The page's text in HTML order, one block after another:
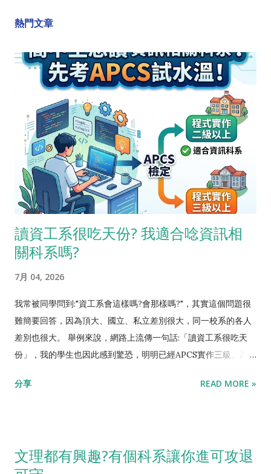
熱門文章
讀資工系很吃天份? 我適合唸資訊相
關科系嗎?
7月 04, 2026
我常被同學問到:"資工系會這樣嗎?會那樣嗎?"，其實這個問題很
難簡要回答，因為頂大、國立、私立差別很大，同一校系的各人
差別也很大。 舉例來說，網路上流傳一句話:「讀資工系很吃天
份」，我的學生也因此感到驚恐，明明已經APCS實作三級、高中
youtube】 ，訪談了一個原先讀台大資工讀得很辛苦、後來重考
念資工要有邏輯清楚天份...每一種科系都要有天份，資工沒有特
分享 READ MORE »
文理都有興趣?有個科系讓你進可攻退